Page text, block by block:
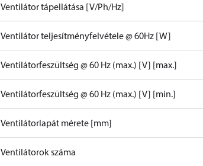
Ventilátor tápellátása [V/Ph/Hz]
Ventilátor teljesítményfelvétele @ 60Hz [W]
Ventilátorfeszültség @ 60 Hz (max.) [V] [max.]
Ventilátorfeszültség @ 60 Hz (max.) [V] [min.]
Ventilátorlapát mérete [mm]
Ventilátorok száma